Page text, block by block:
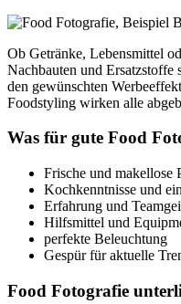
Ob Getränke, Lebensmittel
Nachbauten und
den gewünschten
Foodstyling wirken alle
Was für gute Food
Frische und makellose
Kochkenntnisse und
Erfahrung und
Hilfsmittel und
perfekte Beleuchtung
Gespür für aktuelle
Food Fotografie